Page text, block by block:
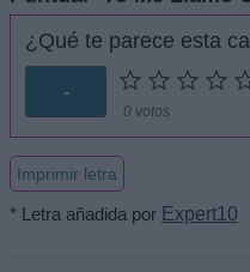
¿Qué te parece esta
-
0 votos
Imprimir letra
* Letra añadida por Expert10